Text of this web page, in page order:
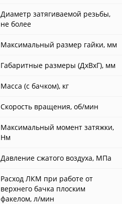
Диаметр затягиваемой резьбы,
не более
Максимальный размер гайки, мм
Габаритные размеры (ДхВхГ), мм
Масса (с бачком), кг
Скорость вращения, об/мин
Максимальный момент затяжки,
Нм
Давление сжатого воздуха, МПа
Расход ЛКМ при работе от
верхнего бачка плоским
факелом, л/мин